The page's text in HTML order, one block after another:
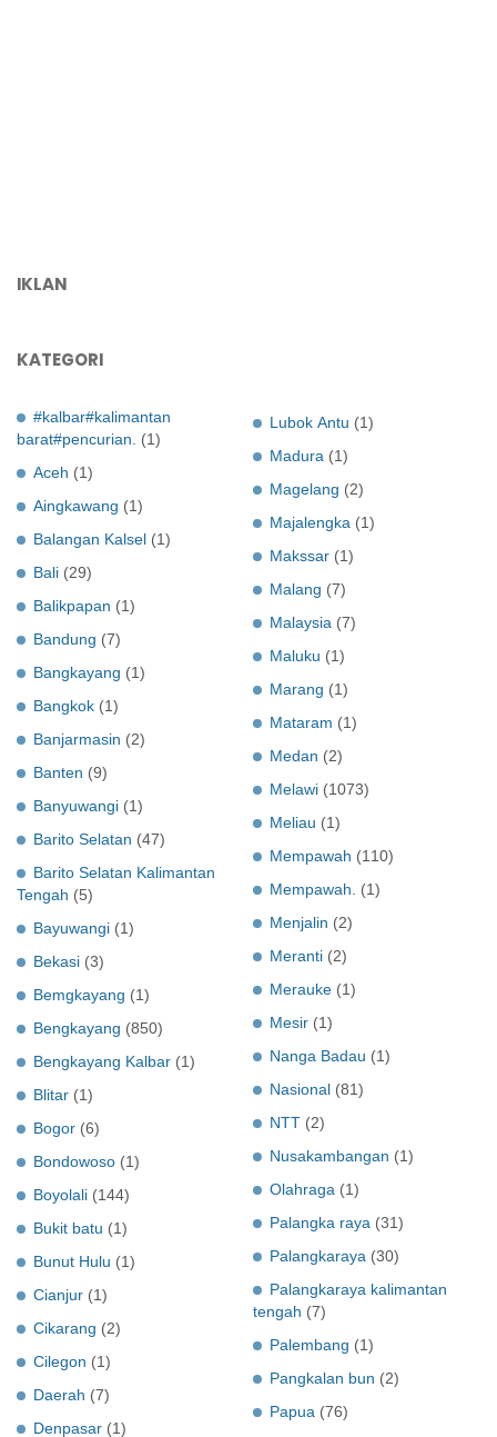
IKLAN
KATEGORI
#kalbar#kalimantan
barat#pencurian.
(1)
Aceh (1)
Aingkawang (1)
Balangan Kalsel (1)
Bali (29)
Balikpapan (1)
Bandung (7)
Bangkayang (1)
Bangkok (1)
Banjarmasin (2)
Banten (9)
Banyuwangi (1)
Barito Selatan (47)
Barito Selatan Kalimantan
Tengah (5)
Bayuwangi (1)
Bekasi (3)
Bemgkayang (1)
Bengkayang (850)
Bengkayang Kalbar (1)
Blitar (1)
Bogor (6)
Bondowoso (1)
Boyolali (144)
Bukit batu (1)
Bunut Hulu (1)
Cianjur (1)
Cikarang (2)
Cilegon (1)
Daerah (7)
Denpasar (1)
Lubok Antu (1)
Madura (1)
Magelang (2)
Majalengka (1)
Makssar (1)
Malang (7)
Malaysia (7)
Maluku (1)
Marang (1)
Mataram (1)
Medan (2)
Melawi (1073)
Meliau (1)
Mempawah (110)
Mempawah.
(1)
Menjalin (2)
Meranti (2)
Merauke (1)
Mesir (1)
Nanga Badau (1)
Nasional (81)
NTT (2)
Nusakambangan (1)
Olahraga (1)
Palangka raya (31)
Palangkaraya (30)
Palangkaraya kalimantan
tengah (7)
Palembang (1)
Pangkalan bun (2)
Papua (76)